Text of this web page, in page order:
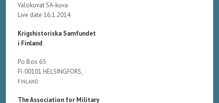
Valokuvat SA-kuva
Live date 16.1.2014
Krigshistoriska Samfundet
i Finland
Po Box 65
FI-00101 HELSINGFORS,
FINLAND
The Association for Military